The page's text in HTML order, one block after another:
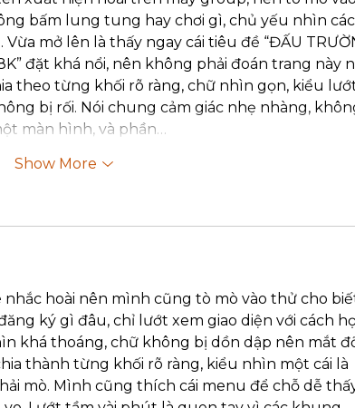
bấm lung tung hay chơi gì, chủ yếu nhìn
mở lên là thấy ngay cái tiêu đề “ĐẤU
đặt khá nổi, nên không phải đoán trang này
theo từng khối rõ ràng, chữ nhìn gọn, kiểu
bị rối. Nói chung cảm giác nhẹ nhàng,
màn hình, và phần…
Show More
nhắc hoài nên mình cũng tò mò vào thử cho
ký gì đâu, chỉ lướt xem giao diện với cách
khá thoáng, chữ không bị dồn dập nên mắt
thành từng khối rõ ràng, kiểu nhìn một cái là
mò. Mình cũng thích cái menu để chỗ dễ